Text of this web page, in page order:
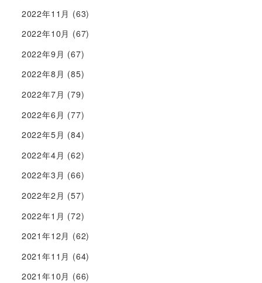
2022年11月 (63)
2022年10月 (67)
2022年9月 (67)
2022年8月 (85)
2022年7月 (79)
2022年6月 (77)
2022年5月 (84)
2022年4月 (62)
2022年3月 (66)
2022年2月 (57)
2022年1月 (72)
2021年12月 (62)
2021年11月 (64)
2021年10月 (66)